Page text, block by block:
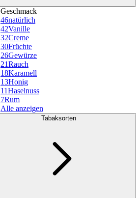
Geschmack
46natürlich
42Vanille
32Creme
30Früchte
26Gewürze
21Rauch
18Karamell
13Honig
11Haselnuss
7Rum
Alle anzeigen
Tabaksorten